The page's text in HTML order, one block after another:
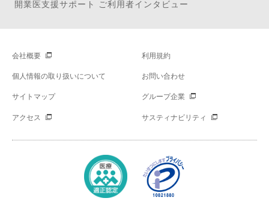
開業医支援サポート ご利用者インタビュー
会社概要 利用規約
個人情報の取り扱いについて お問い合わせ
サイトマップ グループ企業
アクセス サスティナビリティ